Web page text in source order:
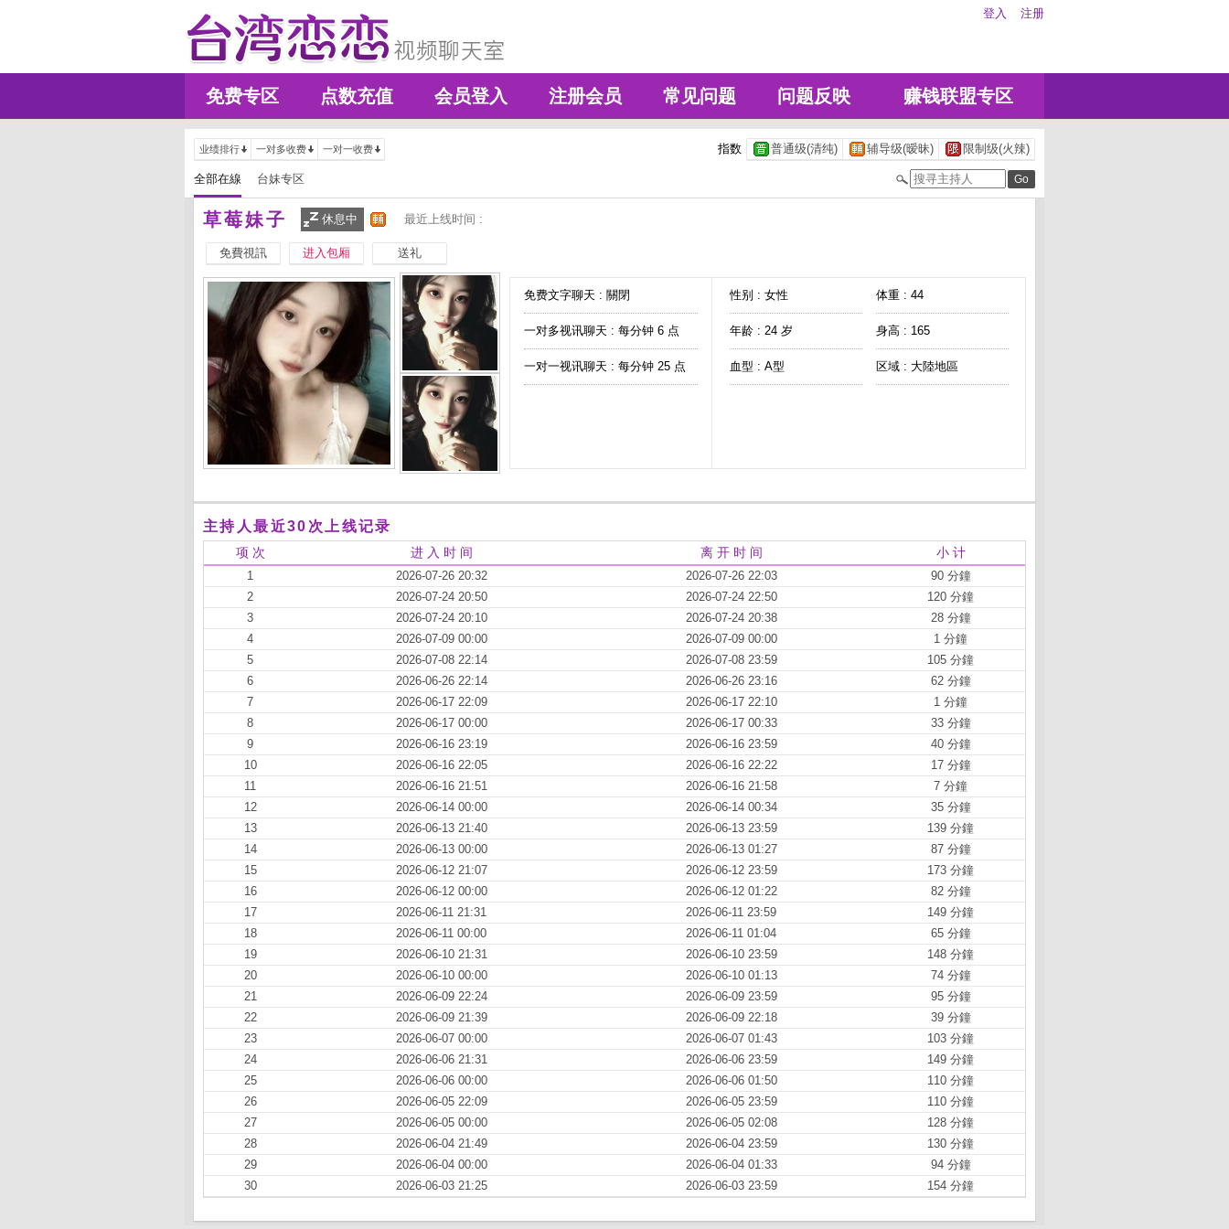
登入 注册
免费专区 点数充值 会员登入 注册会员 常见问题 问题反映 赚钱联盟专区
业绩排行 一对多收费 一对一收费 指数 普通级(清纯) 辅导级(暧昧) 限制级(火辣)
全部在線 台妹专区
草莓妹子 休息中 最近上线时间 :
免費視訊 进入包厢 送礼
免费文字聊天 : 關閉
一对多视讯聊天 : 每分钟 6 点
一对一视讯聊天 : 每分钟 25 点
性别 : 女性 体重 : 44
年龄 : 24 岁 身高 : 165
血型 : A型 区域 : 大陸地區
主持人最近30次上线记录
项 次 进 入 时 间 离 开 时 间 小 计
1 2026-07-26 20:32 2026-07-26 22:03
90 分鐘
2
2026-07-24 20:50 2026-07-24 22:50
120 分鐘
3
2026-07-24 20:10 2026-07-24 20:38
28 分鐘
4
2026-07-09 00:00 2026-07-09 00:00
1 分鐘
5
2026-07-08 22:14 2026-07-08 23:59
105 分鐘
6
2026-06-26 22:14 2026-06-26 23:16
62 分鐘
7
2026-06-17 22:09 2026-06-17 22:10
1 分鐘
8
2026-06-17 00:00 2026-06-17 00:33
33 分鐘
9
2026-06-16 23:19 2026-06-16 23:59
40 分鐘
10
2026-06-16 22:05 2026-06-16 22:22
17 分鐘
11
2026-06-16 21:51 2026-06-16 21:58
7 分鐘
12
2026-06-14 00:00 2026-06-14 00:34
35 分鐘
13
2026-06-13 21:40 2026-06-13 23:59
139 分鐘
14
2026-06-13 00:00 2026-06-13 01:27
87 分鐘
15
2026-06-12 21:07 2026-06-12 23:59
173 分鐘
16
2026-06-12 00:00 2026-06-12 01:22
82 分鐘
17
2026-06-11 21:31 2026-06-11 23:59
149 分鐘
18
2026-06-11 00:00 2026-06-11 01:04
65 分鐘
19
2026-06-10 21:31 2026-06-10 23:59
148 分鐘
20
2026-06-10 00:00 2026-06-10 01:13
74 分鐘
21
2026-06-09 22:24 2026-06-09 23:59
95 分鐘
22
2026-06-09 21:39 2026-06-09 22:18
39 分鐘
23
2026-06-07 00:00 2026-06-07 01:43
103 分鐘
24
2026-06-06 21:31 2026-06-06 23:59
149 分鐘
25
2026-06-06 00:00 2026-06-06 01:50
110 分鐘
26
2026-06-05 22:09 2026-06-05 23:59
110 分鐘
27
2026-06-05 00:00 2026-06-05 02:08
128 分鐘
28
2026-06-04 21:49 2026-06-04 23:59
130 分鐘
29
2026-06-04 00:00 2026-06-04 01:33
94 分鐘
30
2026-06-03 21:25 2026-06-03 23:59 154 分鐘